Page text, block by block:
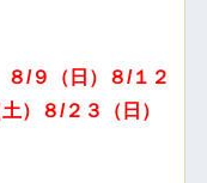
/９（日）８/１２
）８/２３（日）